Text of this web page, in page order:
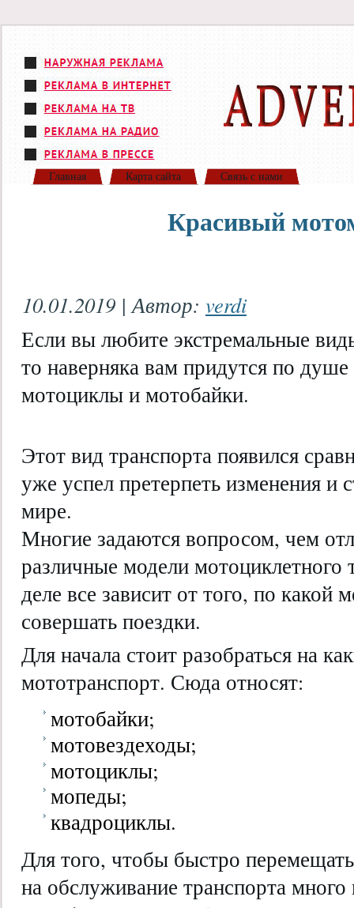
Главная Карта сайта Связь с нами
Красивый
10.01.2019 | Автор: verdi
Если вы любите экстремальные
то наверняка вам придутся по душе
мотоциклы и мотобайки.
Этот вид транспорта появился
уже успел претерпеть изменения и
мире.
Многие задаются вопросом, чем
различные модели мотоциклетного
деле все зависит от того, по какой
совершать поездки.
Для начала стоит разобраться на
мототранспорт. Сюда относят:
мотобайки;
мотовездеходы;
мотоциклы;
мопеды;
квадроциклы.
Для того, чтобы быстро
на обслуживание транспорта